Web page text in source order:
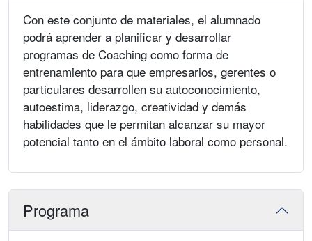
Con este conjunto de materiales, el alumnado
podrá aprender a planificar y desarrollar
programas de Coaching como forma de
entrenamiento para que empresarios, gerentes o
particulares desarrollen su autoconocimiento,
autoestima, liderazgo, creatividad y demás
habilidades que le permitan alcanzar su mayor
potencial tanto en el ámbito laboral como personal.
Programa